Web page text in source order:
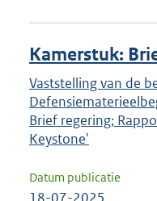
Kamerstuk:
Vaststelling van de
Brief regering;
Keystone'
Datum publicatie